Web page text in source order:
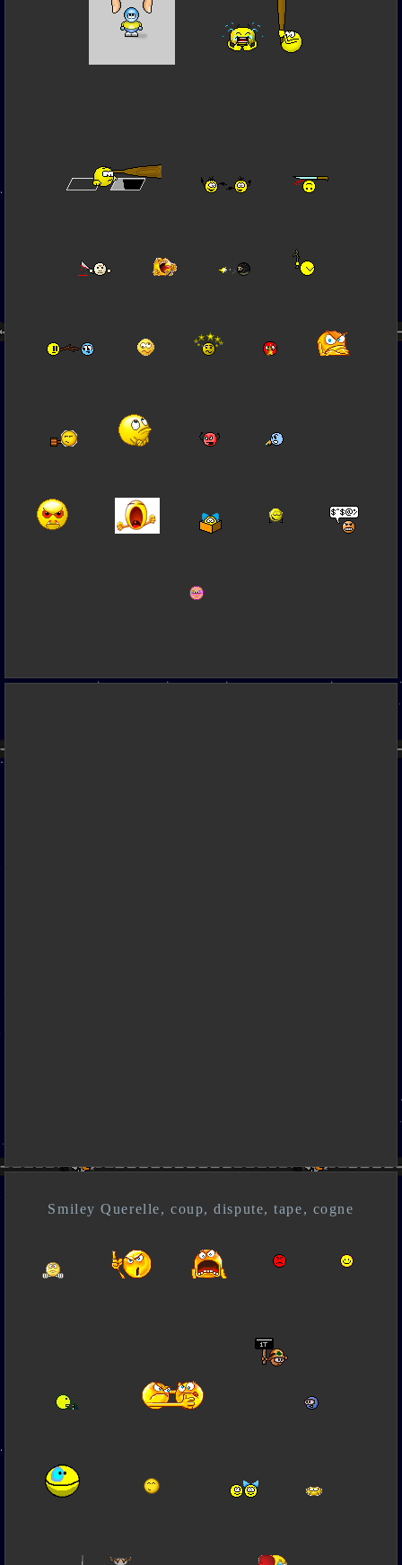
Smiley Querelle, coup, dispute, tape, cogne